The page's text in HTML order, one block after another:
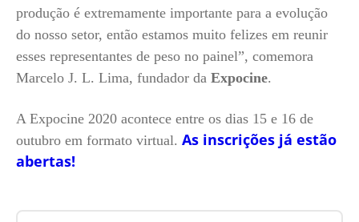
produção é extremamente importante para a evolução
do nosso setor, então estamos muito felizes em reunir
esses representantes de peso no painel”, comemora
Marcelo J. L. Lima, fundador da Expocine.
A Expocine 2020 acontece entre os dias 15 e 16 de
outubro em formato virtual. As inscrições já estão
abertas!